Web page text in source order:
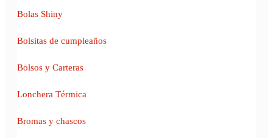
Bolas Shiny
Bolsitas de cumpleaños
Bolsos y Carteras
Lonchera Térmica
Bromas y chascos